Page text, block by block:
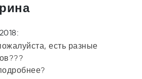
есть разные